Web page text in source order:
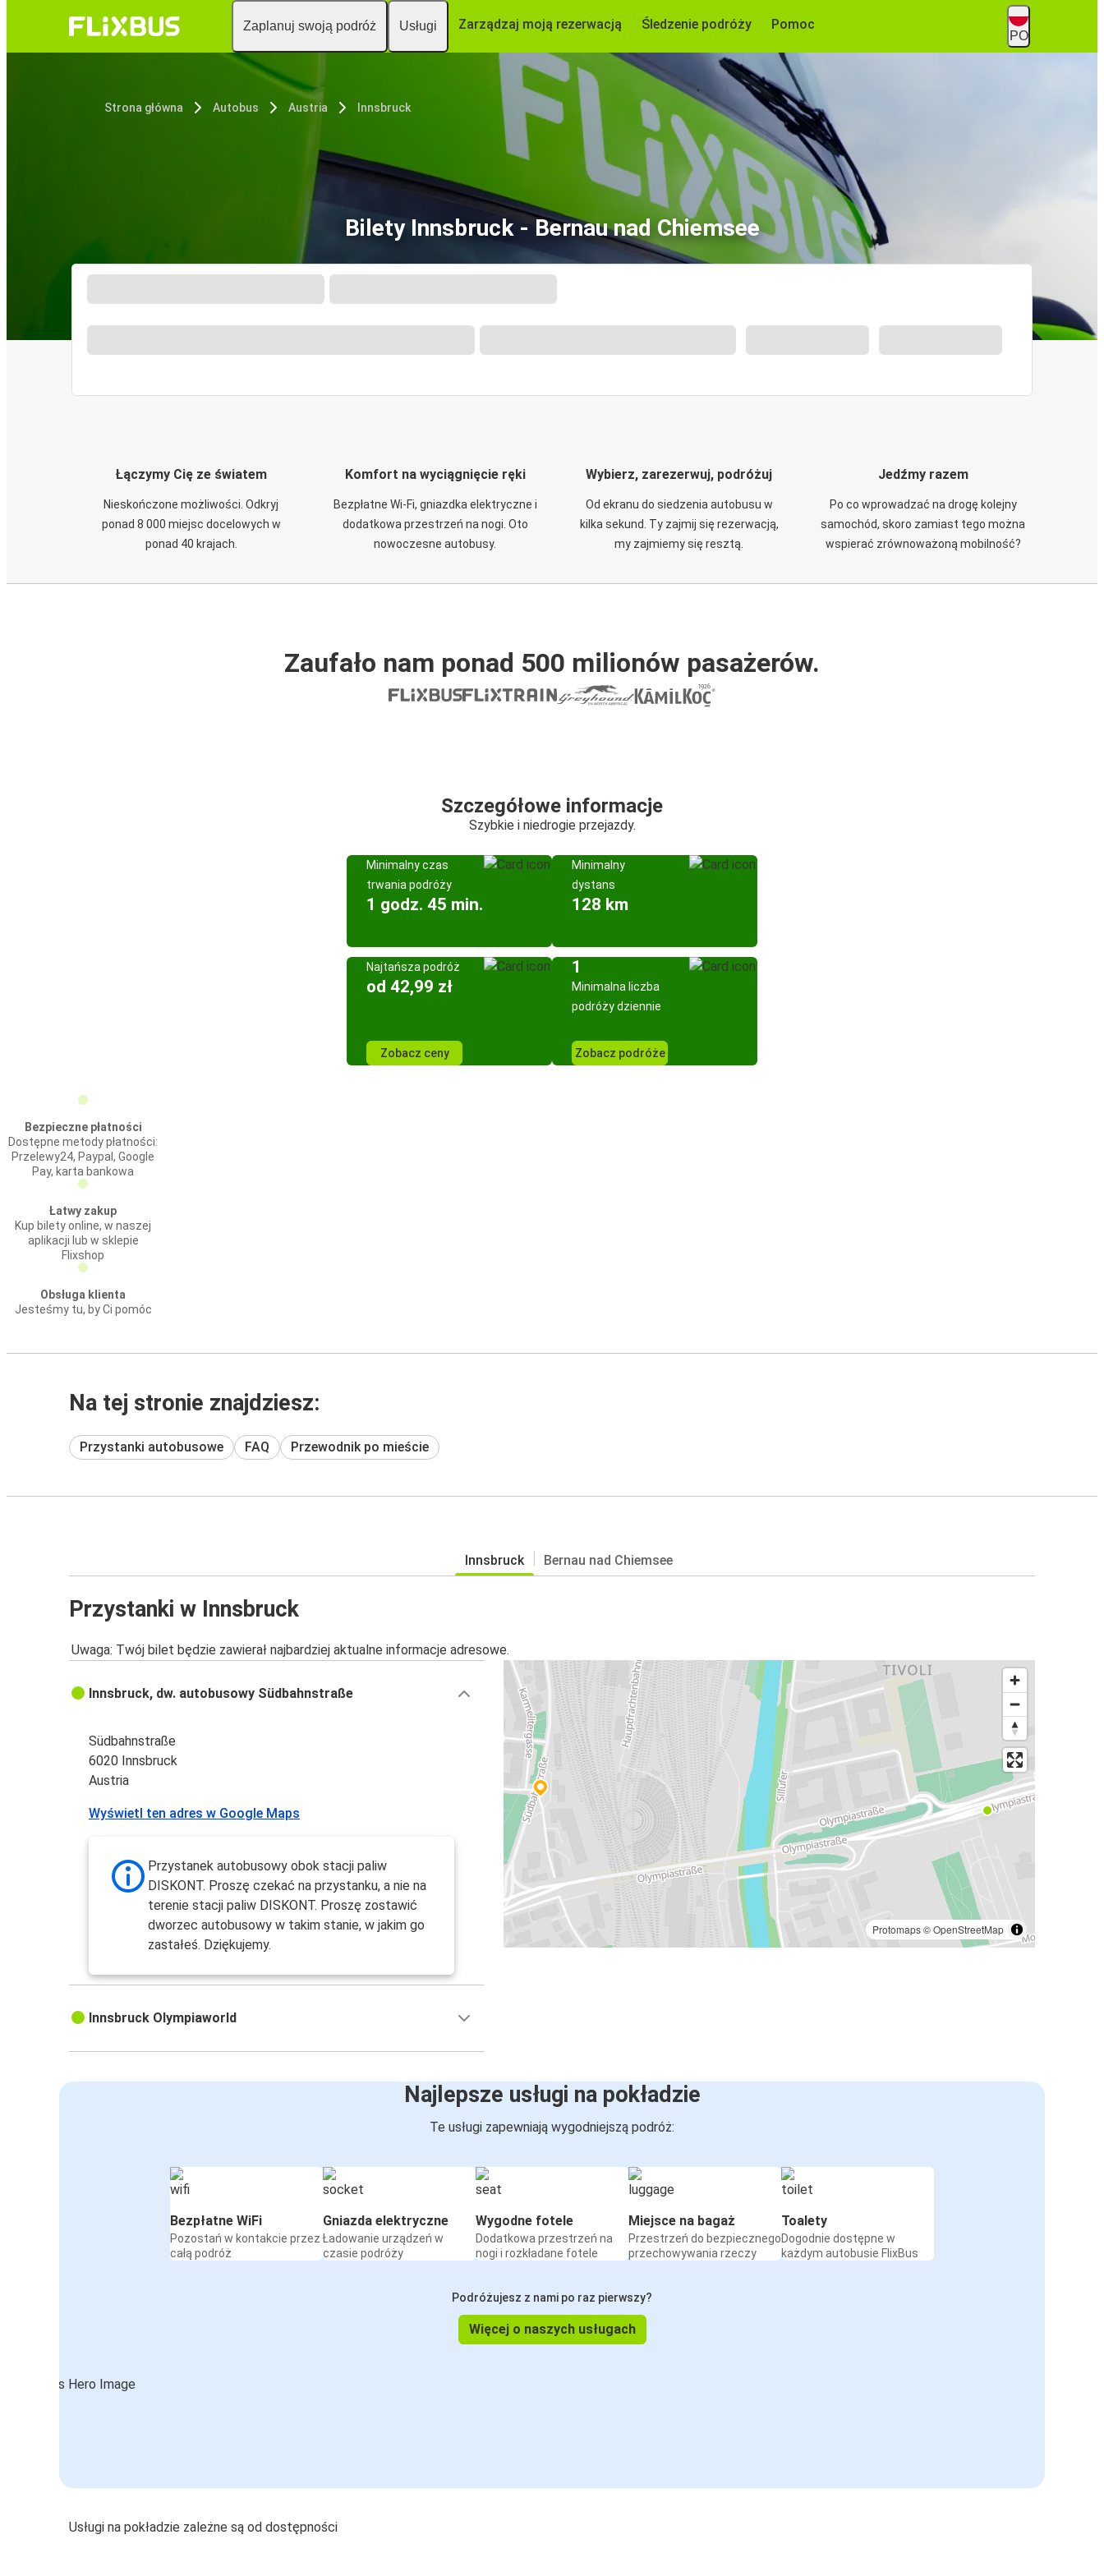
Zaplanuj swoją podróż Usługi Zarządzaj moją rezerwacją Śledzenie podróży Pomoc
PO
Strona główna Autobus Austria Innsbruck
Bilety Innsbruck - Bernau nad Chiemsee
Łączymy Cię ze światem
Nieskończone możliwości. Odkryj
ponad 8 000 miejsc docelowych w
ponad 40 krajach.
Komfort na wyciągnięcie ręki
Bezpłatne Wi-Fi, gniazdka elektryczne i
dodatkowa przestrzeń na nogi. Oto
nowoczesne autobusy.
Wybierz, zarezerwuj, podróżuj
Od ekranu do siedzenia autobusu w
kilka sekund. Ty zajmij się rezerwacją,
my zajmiemy się resztą.
Jedźmy razem
Po co wprowadzać na drogę kolejny
samochód, skoro zamiast tego można
wspierać zrównoważoną mobilność?
Zaufało nam ponad 500 milionów pasażerów.
Szczegółowe informacje
Szybkie i niedrogie przejazdy.
Minimalny czas
trwania podróży
1 godz. 45 min.
Minimalny
dystans
128 km
Najtańsza podróż
od 42,99 zł
Zobacz ceny
1
Minimalna liczba
podróży dziennie
Zobacz podróże
Bezpieczne płatności
Dostępne metody płatności:
Przelewy24, Paypal, Google
Pay, karta bankowa
Łatwy zakup
Kup bilety online, w naszej
aplikacji lub w sklepie
Flixshop
Obsługa klienta
Jesteśmy tu, by Ci pomóc
Na tej stronie znajdziesz:
Przystanki autobusowe FAQ Przewodnik po mieście
Innsbruck Bernau nad Chiemsee
Przystanki w Innsbruck
Uwaga: Twój bilet będzie zawierał najbardziej aktualne informacje adresowe.
Protomaps©OpenStreetMap
Innsbruck, dw. autobusowy Südbahnstraße
Südbahnstraße
6020 Innsbruck
Austria
Wyświetl ten adres w Google Maps
Przystanek autobusowy obok stacji paliw
DISKONT. Proszę czekać na przystanku, a nie na
terenie stacji paliw DISKONT. Proszę zostawić
dworzec autobusowy w takim stanie, w jakim go
zastałeś. Dziękujemy.
Innsbruck Olympiaworld
Najlepsze usługi na pokładzie
Te usługi zapewniają wygodniejszą podróż:
Bezpłatne WiFi
Pozostań w kontakcie przez
całą podróż
Gniazda elektryczne
Ładowanie urządzeń w
czasie podróży
Wygodne fotele
Dodatkowa przestrzeń na
nogi i rozkładane fotele
Miejsce na bagaż
Przestrzeń do bezpiecznego
przechowywania rzeczy
Toalety
Dogodnie dostępne w
każdym autobusie FlixBus
Podróżujesz z nami po raz pierwszy?
Więcej o naszych usługach
Usługi na pokładzie zależne są od dostępności